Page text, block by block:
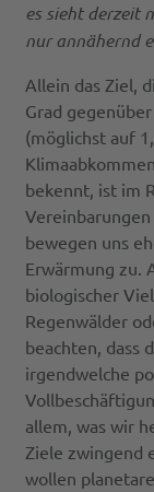
es sieht derzeit
nur annähernd
Allein das Ziel,
Grad
(möglichst auf
bekennt, ist im
bewegen uns
Erwärmung zu.
biologischer
Regenwälder
beachten, dass
irgendwelche
allem, was wir
Ziele zwingend
wollen